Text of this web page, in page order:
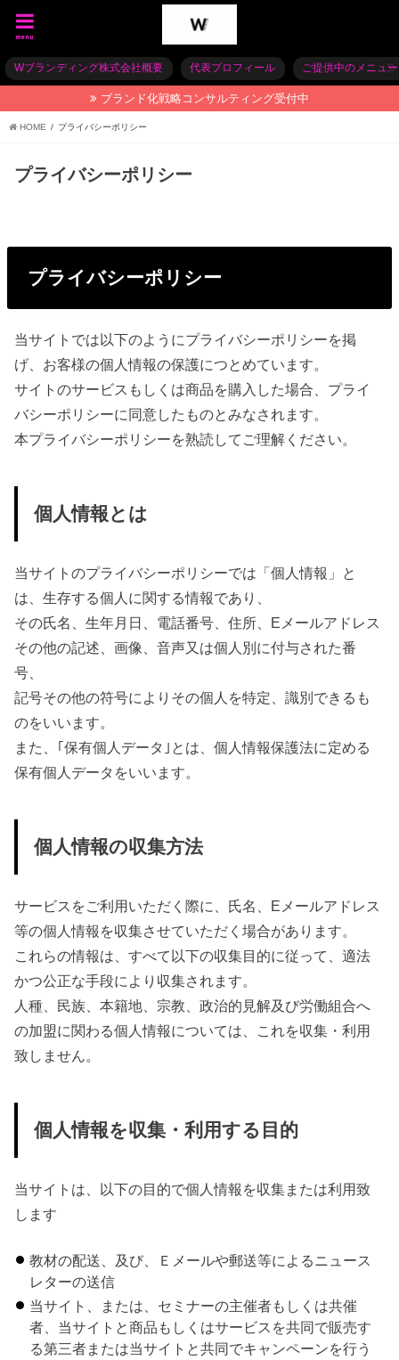
menu
Wブランディング株式会社概要 代表プロフィール ご提供中のメニュー
ブランド化戦略コンサルティング受付中
HOME プライバシーポリシー
プライバシーポリシー
プライバシーポリシー
当サイトでは以下のようにプライバシーポリシーを掲
げ、お客様の個人情報の保護につとめています。
サイトのサービスもしくは商品を購入した場合、プライ
バシーポリシーに同意したものとみなされます。
本プライバシーポリシーを熟読してご理解ください。
個人情報とは
当サイトのプライバシーポリシーでは「個人情報」と
は、生存する個人に関する情報であり、
その氏名、生年月日、電話番号、住所、Eメールアドレス
その他の記述、画像、音声又は個人別に付与された番
号、
記号その他の符号によりその個人を特定、識別できるも
のをいいます。
また、｢保有個人データ｣とは、個人情報保護法に定める
保有個人データをいいます。
個人情報の収集方法
サービスをご利用いただく際に、氏名、Eメールアドレス
等の個人情報を収集させていただく場合があります。
これらの情報は、すべて以下の収集目的に従って、適法
かつ公正な手段により収集されます。
人種、民族、本籍地、宗教、政治的見解及び労働組合へ
の加盟に関わる個人情報については、これを収集・利用
致しません。
個人情報を収集・利用する目的
当サイトは、以下の目的で個人情報を収集または利用致
します
教材の配送、及び、Ｅメールや郵送等によるニュース
レターの送信
当サイト、または、セミナーの主催者もしくは共催
者、当サイトと商品もしくはサービスを共同で販売す
る第三者または当サイトと共同でキャンペーンを行う